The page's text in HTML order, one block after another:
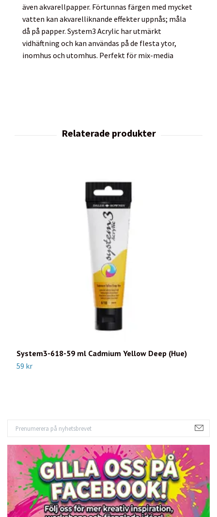
även akvarellpapper. Förtunnas färgen med mycket
vatten kan akvarelliknande effekter uppnås; måla
då på papper. System3 Acrylic har utmärkt
vidhäftning och kan användas på de flesta ytor,
inomhus och utomhus. Perfekt för mix-media
System3-618-59 ml Cadmium Yellow Deep (Hue)
59 kr